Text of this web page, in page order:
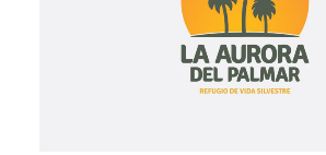
CÓMO LO
CONTACTO